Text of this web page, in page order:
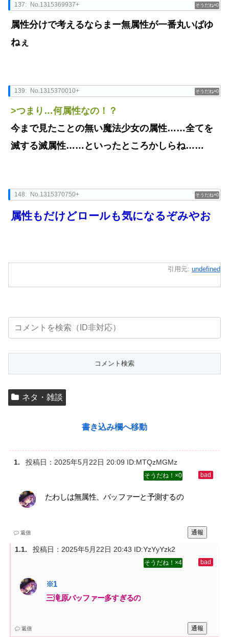
0
137: No.1315369937+
属性分けで考えるならまー無属性が一番丸いばゆ
ねぇ
0
139: No.1315370010+
>つまり…何属性なの！？
今まで見たことの無い魔法少女の属性……全てを
滅する滅属性……といったところかしらね……
0
148: No.1315370750+
属性もだけどロールも気になるぞみやお
引用元: undefined
ネタ・雑談
書き込み欄へ移動
投稿日： 2025年5月22日 20:09 ID:MTQzMGMz
0
たわしは無属性、バッファーと予測するの
通報
返信
投稿日： 2025年5月22日 20:43 ID:YzYyYzk2
4
三滝原バッファー多すぎるの
通報
返信